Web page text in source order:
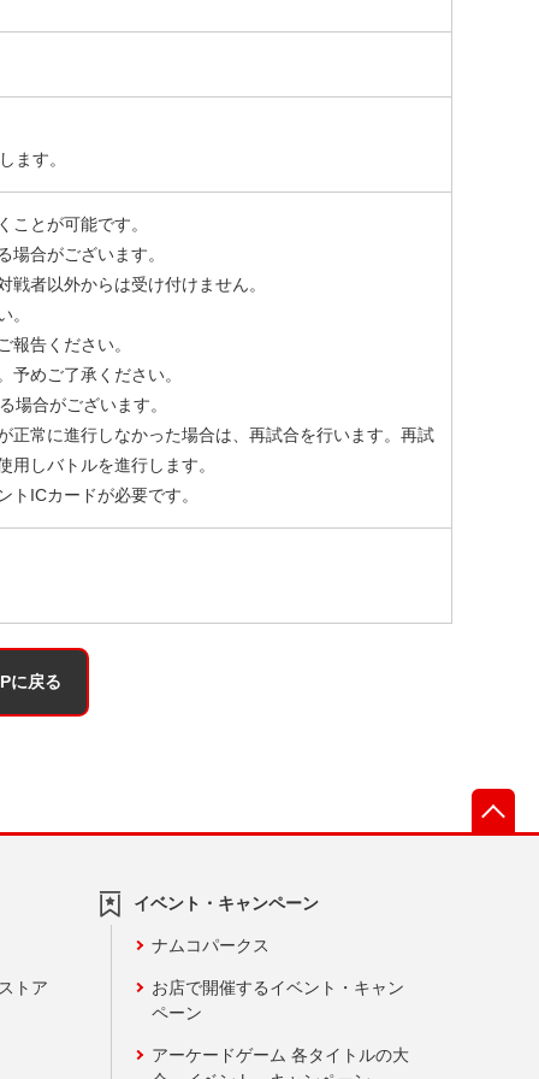
ます。
とが可能です。
合がございます。
者以外からは受け付けません。
。
告ください。
めご了承ください。
場合がございます。
常に進行しなかった場合は、再試合を行います。再試
しバトルを進行します。
ICカードが必要です。
に戻る
トア
イベント・キャンペーン
ナムコパークス
お店で開催するイベント・キャン
ペーン
アーケードゲーム 各タイトルの大